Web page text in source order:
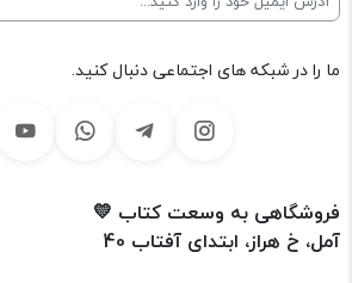
ما را در شبکه های اجتماعی دنبال کنید.
فروشگاهی به وسعت کتاب 💛
آمل، خ هراز، ابتدای آفتاب 40